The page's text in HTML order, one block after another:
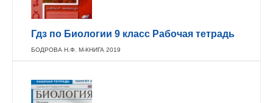
Гдз по Биологии 9 класс Рабочая тетрадь
БОДРОВА Н.Ф. М-КНИГА 2019